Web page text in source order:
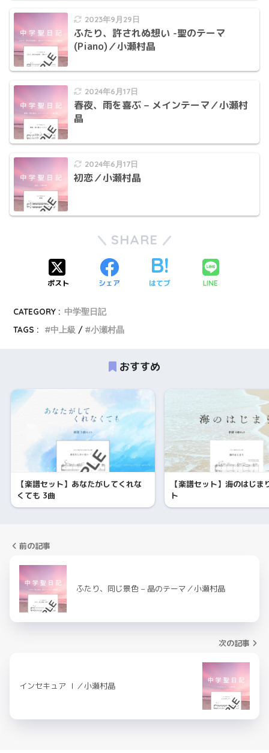
2023年9月29日
ふたり、許されぬ想い -聖のテーマ
(Piano)／小瀬村晶
2024年6月17日
春夜、雨を喜ぶ – メインテーマ／小瀬村
晶
2024年6月17日
初恋／小瀬村晶
SHARE
ポスト シェア はてブ LINE
CATEGORY : 中学聖日記
TAGS :
中上級 小瀬村晶
おすすめ
【楽譜セット】あなたがしてくれな
くても 3曲
【楽譜セット】海のはじま
ト
前の記事
ふたり、同じ景色 – 晶のテーマ／小瀬村晶
次の記事
インセキュア Ⅰ／小瀬村晶